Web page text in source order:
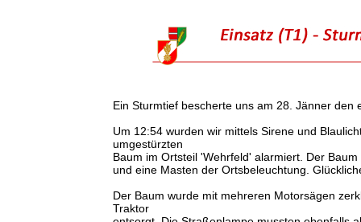
Ein Sturmtief bescherte uns am 28. Jänner den
Um 12:54 wurden wir mittels Sirene und
umgestürzten
Baum im Ortsteil 'Wehrfeld' alarmiert. Der
und eine Masten der Ortsbeleuchtung.
Der Baum wurde mit mehreren Motorsägen
Traktor